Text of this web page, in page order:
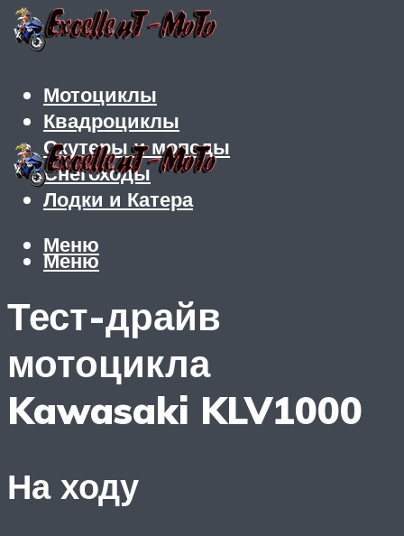
Мотоциклы
Квадроциклы
Скутеры и мопеды
Снегоходы
Лодки и Катера
Меню
Меню
Тест-драйв
мотоцикла
Kawasaki KLV1000
На ходу